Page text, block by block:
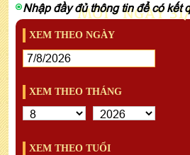
MỚI - NGÀY
Nhập đầy đủ thông tin để có kết
XEM THEO NGÀY
XEM THEO THÁNG
XEM THEO TUỔI